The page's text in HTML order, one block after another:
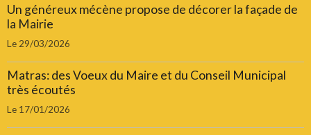
Un généreux mécène propose de décorer la façade de
la Mairie
Le 29/03/2026
Matras: des Voeux du Maire et du Conseil Municipal
très écoutés
Le 17/01/2026